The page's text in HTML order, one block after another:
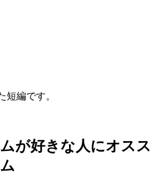
短編です。
が好きな人にオスス